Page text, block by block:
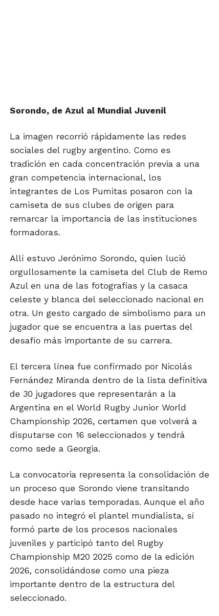
Sorondo, de Azul al Mundial Juvenil
La imagen recorrió rápidamente las redes
sociales del rugby argentino. Como es
tradición en cada concentración previa a una
gran competencia internacional, los
integrantes de Los Pumitas posaron con la
camiseta de sus clubes de origen para
remarcar la importancia de las instituciones
formadoras.
Allí estuvo Jerónimo Sorondo, quien lució
orgullosamente la camiseta del Club de Remo
Azul en una de las fotografías y la casaca
celeste y blanca del seleccionado nacional en
otra. Un gesto cargado de simbolismo para un
jugador que se encuentra a las puertas del
desafío más importante de su carrera.
El tercera línea fue confirmado por Nicolás
Fernández Miranda dentro de la lista definitiva
de 30 jugadores que representarán a la
Argentina en el World Rugby Junior World
Championship 2026, certamen que volverá a
disputarse con 16 seleccionados y tendrá
como sede a Georgia.
La convocatoria representa la consolidación de
un proceso que Sorondo viene transitando
desde hace varias temporadas. Aunque el año
pasado no integró el plantel mundialista, sí
formó parte de los procesos nacionales
juveniles y participó tanto del Rugby
Championship M20 2025 como de la edición
2026, consolidándose como una pieza
importante dentro de la estructura del
seleccionado.